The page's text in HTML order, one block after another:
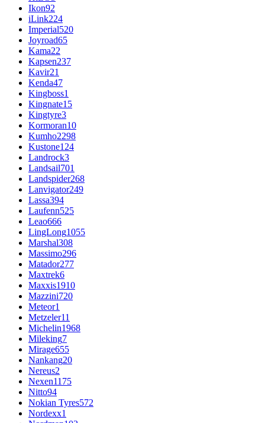
Ikon92
iLink224
Imperial520
Joyroad65
Kama22
Kapsen237
Kavir21
Kenda47
Kingboss1
Kingnate15
Kingtyre3
Kormoran10
Kumho2298
Kustone124
Landrock3
Landsail701
Landspider268
Lanvigator249
Lassa394
Laufenn525
Leao666
LingLong1055
Marshal308
Massimo296
Matador277
Maxtrek6
Maxxis1910
Mazzini720
Meteor1
Metzeler11
Michelin1968
Mileking7
Mirage655
Nankang20
Nereus2
Nexen1175
Nitto94
Nokian Tyres572
Nordexx1